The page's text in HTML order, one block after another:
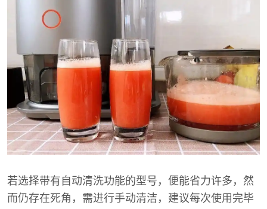
若选择带有自动清洗功能的型号，便能省力许多，然
而仍存在死角，需进行手动清洁，建议每次使用完毕